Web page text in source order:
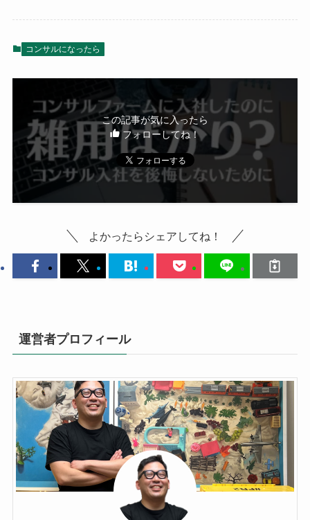
コンサルになったら
この記事が気に入ったら
フォローしてね！
よかったらシェアしてね！
運営者プロフィール